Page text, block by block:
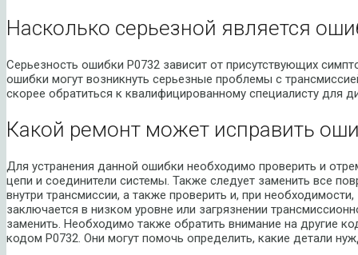
Насколько серьезной является
Серьезность ошибки P0732 зависит от присутствующих
ошибки могут возникнуть серьезные проблемы с
скорее обратиться к квалифицированному специалисту для
Какой ремонт может исправить
Для устранения данной ошибки необходимо проверить и
цепи и соединители системы. Также следует заменить все
внутри трансмиссии, а также проверить и, при
заключается в низком уровне или загрязнении
заменить. Необходимо также обратить внимание на другие
кодом P0732. Они могут помочь определить, какие детали